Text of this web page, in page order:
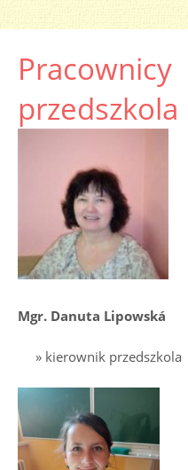
Pracownicy
przedszkola
Mgr. Danuta Lipowská
kierownik przedszkola